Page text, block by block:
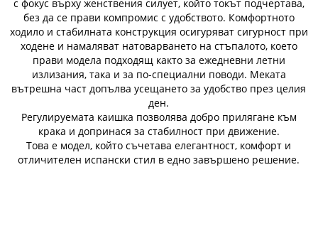
с фокус върху женствения силует, който токът подчертава,
без да се прави компромис с удобството. Комфортното
ходило и стабилната конструкция осигуряват сигурност при
ходене и намаляват натоварването на стъпалото, което
прави модела подходящ както за ежедневни летни
излизания, така и за по-специални поводи. Меката
вътрешна част допълва усещането за удобство през целия
ден.
Регулируемата каишка позволява добро прилягане към
крака и допринася за стабилност при движение.
Това е модел, който съчетава елегантност, комфорт и
отличителен испански стил в едно завършено решение.